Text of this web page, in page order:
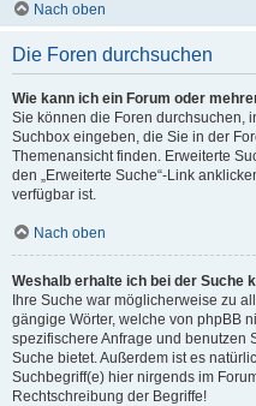
Nach oben
Die Foren durchsuchen
Wie kann ich ein Forum oder
Sie können die Foren durchsuchen,
Suchbox eingeben, die Sie in der
Themenansicht finden. Erweiterte
den „Erweiterte Suche“-Link
verfügbar ist.
Nach oben
Weshalb erhalte ich bei der Suche
Ihre Suche war möglicherweise zu
gängige Wörter, welche von phpBB
spezifischere Anfrage und benutzen
Suche bietet. Außerdem ist es
Suchbegriff(e) hier nirgends im
Rechtschreibung der Begriffe!